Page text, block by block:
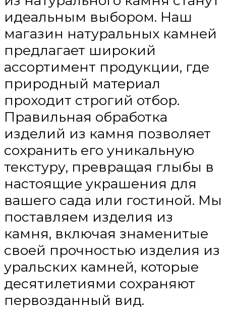
идеальным выбором. Наш
магазин натуральных камней
предлагает широкий
ассортимент продукции, где
природный материал
проходит строгий отбор.
Правильная обработка
изделий из камня позволяет
сохранить его уникальную
текстуру, превращая глыбы в
настоящие украшения для
вашего сада или гостиной. Мы
поставляем изделия из
камня, включая знаменитые
своей прочностью изделия из
уральских камней, которые
десятилетиями сохраняют
первозданный вид.